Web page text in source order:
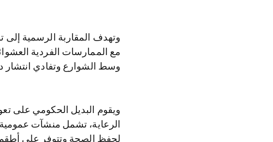
وتهدف المقاربة الرسمية
مع الممارسات الفردية
وسط الشوارع وتفادي انتشار
ويقوم البديل الحكومي على
الرعاية، تشمل منشآت عمومية
لحفظ الصحة وتتوفر على